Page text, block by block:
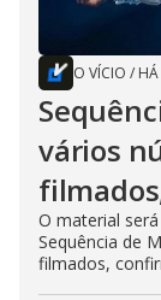
O VÍCIO /
vários
O material
Sequência de
filmados,